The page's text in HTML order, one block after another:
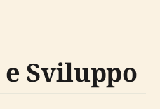
Sviluppo